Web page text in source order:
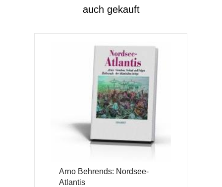
auch gekauft
Arno Behrends: Nordsee-
Atlantis